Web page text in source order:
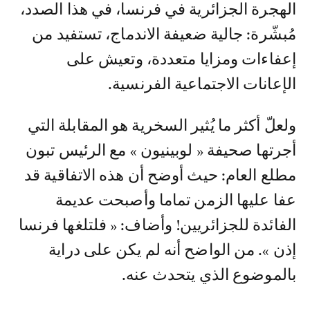
الهجرة الجزائرية في فرنسا، في هذا الصدد،
مُبشّرة: جالية ضعيفة الاندماج، تستفيد من
إعفاءات ومزايا متعددة، وتعيش على
الإعانات الاجتماعية الفرنسية.
ولعلّ أكثر ما يُثير السخرية هو المقابلة التي
أجرتها صحيفة « لوبينيون » مع الرئيس تبون
مطلع العام: حيث أوضح أن هذه الاتفاقية قد
عفا عليها الزمن تماما وأصبحت عديمة
الفائدة للجزائريين! وأضاف: « فلتلغها فرنسا
إذن ». من الواضح أنه لم يكن على دراية
بالموضوع الذي يتحدث عنه.